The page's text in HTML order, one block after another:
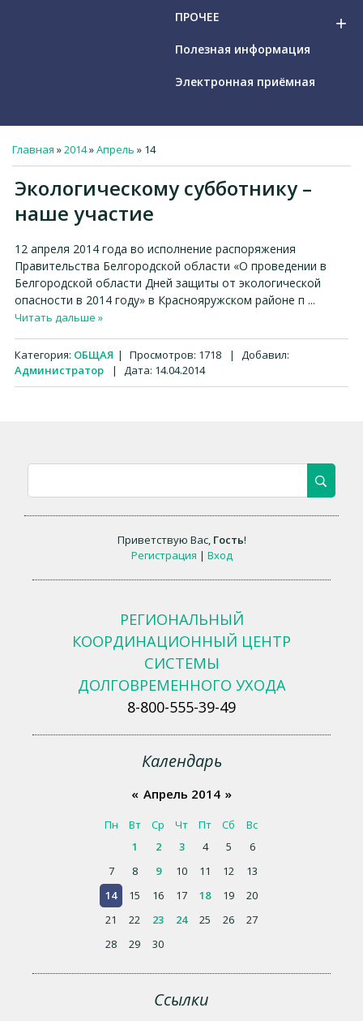
ПРОЧЕЕ add
Полезная информация
Электронная приёмная
Главная »2014»Апрель » 14
Экологическому субботнику –
наше участие
12 апреля 2014 года во исполнение распоряжения
Правительства Белгородской области «О проведении в
Белгородской области Дней защиты от экологической
опасности в 2014 году» в Краснояружском районе п ...
Читать дальше »
Категория: ОБЩАЯ | Просмотров: 1718 |
Добавил:
Администратор
| Дата: 14.04.2014
Приветствую Вас, Гость!
Регистрация | Вход
РЕГИОНАЛЬНЫЙ
КООРДИНАЦИОННЫЙ ЦЕНТР
СИСТЕМЫ
ДОЛГОВРЕМЕННОГО УХОДА
8-800-555-39-49
Календарь
« Апрель 2014 »
Пн Вт Ср Чт Пт Сб
Вс
1
2 3 4 5
6
7
8 9 10 11 12
13
14
15 16 17 18 19
20
21
22 23 24 25 26
27
28
29 30
Ссылки